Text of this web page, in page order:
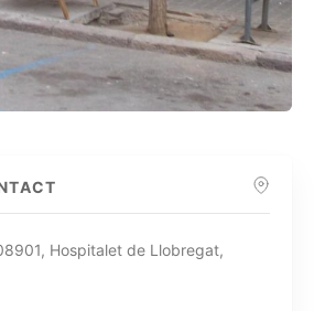
Hospitalet de Llobregat,